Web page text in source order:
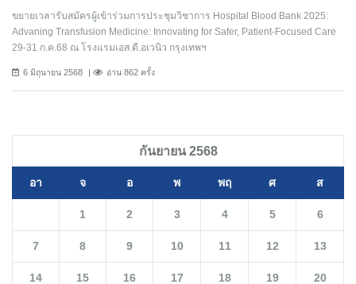
ขยายเวลารับสมัครผู้เข้าร่วมการประชุมวิชาการ Hospital Blood Bank 2025:
Advaning Transfusion Medicine: Innovating for Safer, Patient-Focused Care
29-31 ก.ค.68 ณ โรงแรมเอส.ดี.อเวนิว กรุงเทพฯ
6 มิถุนายน 2568 อ่าน 862 ครั้ง
กันยายน 2568
อา จ อ พ พฤ ศ ส
1 2 3 4 5 6
7 8 9 10 11 12 13
14 15 16 17 18 19 20